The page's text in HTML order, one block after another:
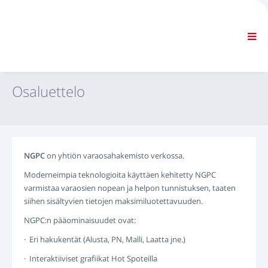
VAKIONAVIGOINTI
EHDOT JA EDELLYTYKSET
Osaluettelo
Koulutus
Korjausaikataulut/Varusteet
Special Tools
Vianmääritysvälineet
ECU:n uudelleenohjelmointi
Pelasta materiaali
Osaluettelo
NGPCon yhtiön varaosahakemisto verkossa.
Moderneimpia teknologioita käyttäen kehitetty NGPC
varmistaa varaosien nopean ja helpon tunnistuksen, taaten
siihen sisältyvien tietojen maksimiluotettavuuden.
NGPC:n pääominaisuudet ovat:
· Eri hakukentät (Alusta, PN, Malli, Laatta jne.)
· Interaktiiviset grafiikat Hot Spoteilla